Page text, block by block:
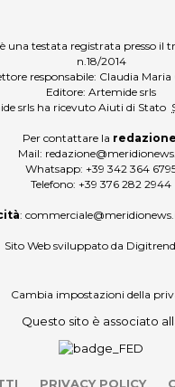
una testata registrata presso il
n.18/2014
responsabile: Claudia Maria
Editore: Artemide srls
srls ha ricevuto Aiuti di Stato
Per contattare la redazione
Mail:
Whatsapp: +39 342 364
Telefono: +39 376 282 2944
:
Sito Web sviluppato da
Cambia impostazioni della
Questo sito è associato
PRIVACY POLICY